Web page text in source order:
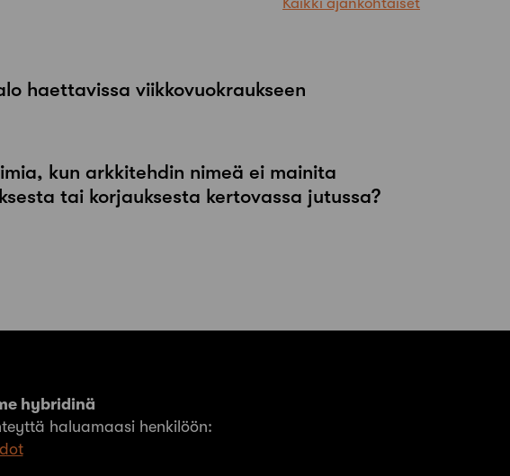
haettavissa viikkovuokraukseen
kun arkkitehdin nimeä ei mainita
tai korjauksesta kertovassa jutussa?
hybridinä
haluamaasi henkilöön: